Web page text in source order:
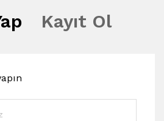
Kayıt Ol